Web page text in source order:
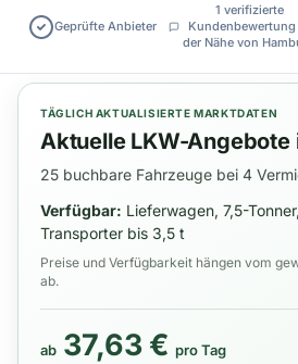
Geprüfte Anbieter
1 verifizierte
Kundenbewertung
der Nähe von
TÄGLICH AKTUALISIERTE MARKTDATEN
Aktuelle LKW-Angebote
25 buchbare Fahrzeuge bei 4
Verfügbar: Lieferwagen, 7,5-
Transporter bis 3,5 t
Preise und Verfügbarkeit hängen vom
ab.
ab 37,63 € pro Tag